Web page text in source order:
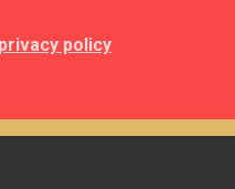
privacy policy